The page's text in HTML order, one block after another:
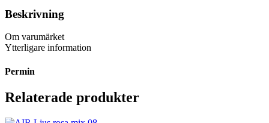
Beskrivning
Om varumärket
Ytterligare information
Permin
Relaterade produkter